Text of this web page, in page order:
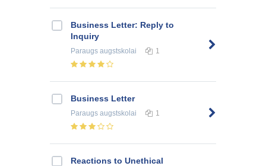
Business Letter: Reply to
Inquiry
Paraugs augstskolai 1
Business Letter
Paraugs augstskolai 1
Reactions to Unethical